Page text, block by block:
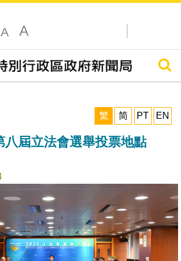
A A
搜尋
繁
简 PT EN
八屆立法會選舉投票地點